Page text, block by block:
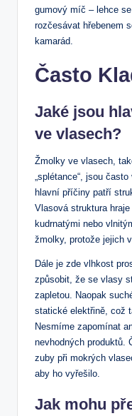
gumový‍ míč – lehce
⁢rozčesávat hřebenem
kamarád.
Často
Jaké jsou
ve vlasech?
Žmolky ve vlasech,
„splétance“, jsou‌
hlavní příčiny patří
Vlasová struktura
kudrnatými nebo
žmolky, protože jejich
Dále je ⁢zde⁤ vlhkost
způsobit, že se vlasy
zapletou. Naopak
statické elektřině, což
Nesmíme zapomínat
nevhodných⁣ produktů.
zuby při mokrých
aby ho‍ vyřešilo.
Jak mohu